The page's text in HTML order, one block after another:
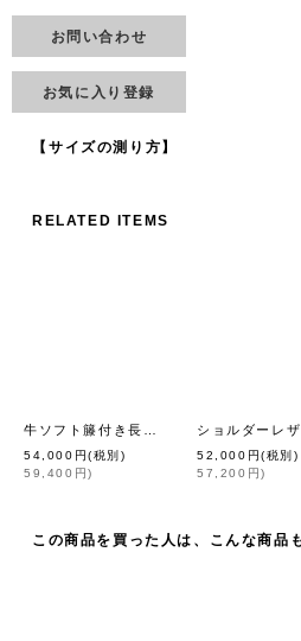
お問い合わせ
お気に入り登録
【サイズの測り方】
RELATED ITEMS
[
54,000 円(税別)
59,400 円)
52,000 円(税別)
57,200 円)
この商品を買った人は、こんな商品